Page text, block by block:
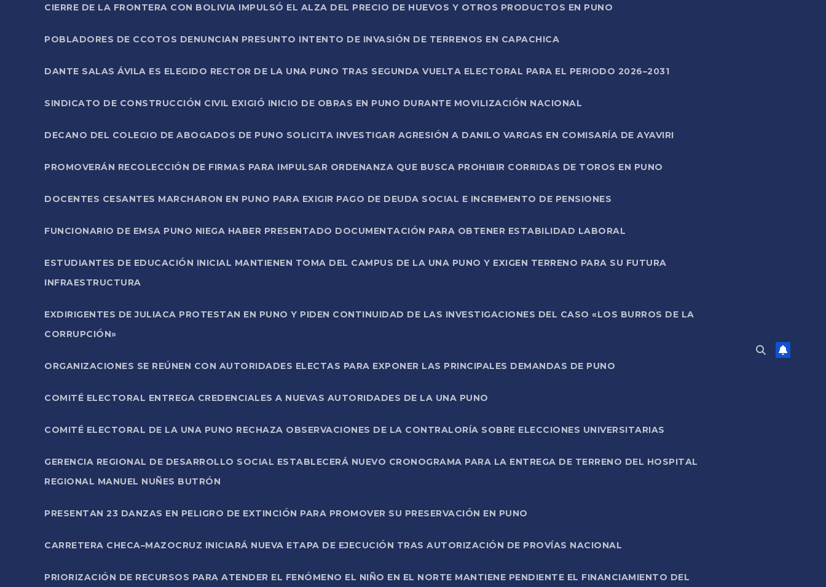
CIERRE DE LA FRONTERA CON BOLIVIA IMPULSÓ EL ALZA DEL PRECIO DE HUEVOS Y OTROS PRODUCTOS EN PUNO
POBLADORES DE CCOTOS DENUNCIAN PRESUNTO INTENTO DE INVASIÓN DE TERRENOS EN CAPACHICA
DANTE SALAS ÁVILA ES ELEGIDO RECTOR DE LA UNA PUNO TRAS SEGUNDA VUELTA ELECTORAL PARA EL PERIODO 2026–2031
SINDICATO DE CONSTRUCCIÓN CIVIL EXIGIÓ INICIO DE OBRAS EN PUNO DURANTE MOVILIZACIÓN NACIONAL
DECANO DEL COLEGIO DE ABOGADOS DE PUNO SOLICITA INVESTIGAR AGRESIÓN A DANILO VARGAS EN COMISARÍA DE AYAVIRI
PROMOVERÁN RECOLECCIÓN DE FIRMAS PARA IMPULSAR ORDENANZA QUE BUSCA PROHIBIR CORRIDAS DE TOROS EN PUNO
DOCENTES CESANTES MARCHARON EN PUNO PARA EXIGIR PAGO DE DEUDA SOCIAL E INCREMENTO DE PENSIONES
FUNCIONARIO DE EMSA PUNO NIEGA HABER PRESENTADO DOCUMENTACIÓN PARA OBTENER ESTABILIDAD LABORAL
ESTUDIANTES DE EDUCACIÓN INICIAL MANTIENEN TOMA DEL CAMPUS DE LA UNA PUNO Y EXIGEN TERRENO PARA SU FUTURA
INFRAESTRUCTURA
EXDIRIGENTES DE JULIACA PROTESTAN EN PUNO Y PIDEN CONTINUIDAD DE LAS INVESTIGACIONES DEL CASO «LOS BURROS DE LA
CORRUPCIÓN»
ORGANIZACIONES SE REÚNEN CON AUTORIDADES ELECTAS PARA EXPONER LAS PRINCIPALES DEMANDAS DE PUNO
COMITÉ ELECTORAL ENTREGA CREDENCIALES A NUEVAS AUTORIDADES DE LA UNA PUNO
COMITÉ ELECTORAL DE LA UNA PUNO RECHAZA OBSERVACIONES DE LA CONTRALORÍA SOBRE ELECCIONES UNIVERSITARIAS
GERENCIA REGIONAL DE DESARROLLO SOCIAL ESTABLECERÁ NUEVO CRONOGRAMA PARA LA ENTREGA DE TERRENO DEL HOSPITAL
REGIONAL MANUEL NUÑES BUTRÓN
PRESENTAN 23 DANZAS EN PELIGRO DE EXTINCIÓN PARA PROMOVER SU PRESERVACIÓN EN PUNO
CARRETERA CHECA–MAZOCRUZ INICIARÁ NUEVA ETAPA DE EJECUCIÓN TRAS AUTORIZACIÓN DE PROVÍAS NACIONAL
PRIORIZACIÓN DE RECURSOS PARA ATENDER EL FENÓMENO EL NIÑO EN EL NORTE MANTIENE PENDIENTE EL FINANCIAMIENTO DEL